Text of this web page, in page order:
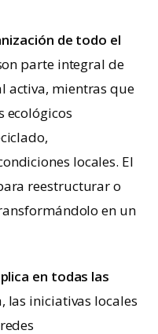
de todo el
parte integral de
activa, mientras que
ecológicos
locales. El
reestructurar o
en un
en todas las
las iniciativas locales